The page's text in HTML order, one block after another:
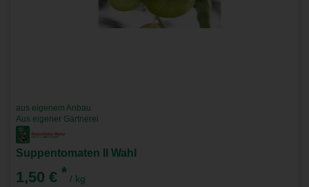
aus eigenem Anbau
Aus eigener Gärtnerei
Suppentomaten II Wahl
1,50 € * / kg